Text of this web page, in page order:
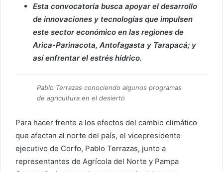
Esta convocatoria busca apoyar el desarrollo
de innovaciones y tecnologías que impulsen
este sector económico en las regiones de
Arica-Parinacota, Antofagasta y Tarapacá; y
así enfrentar el estrés hídrico.
Pablo Terrazas conociendo algunos programas
de agricultura en el desierto
Para hacer frente a los efectos del cambio climático
que afectan al norte del país, el vicepresidente
ejecutivo de Corfo, Pablo Terrazas, junto a
representantes de Agrícola del Norte y Pampa